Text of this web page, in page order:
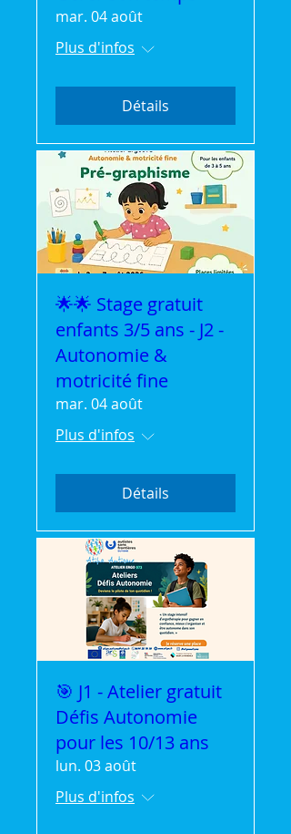
mar. 04 août
Plus d'infos
Détails
🌟🌟 Stage gratuit
enfants 3/5 ans - J2 -
Autonomie &
motricité fine
mar. 04 août
Plus d'infos
Détails
🎯 J1 - Atelier gratuit
Défis Autonomie
pour les 10/13 ans
lun. 03 août
Plus d'infos